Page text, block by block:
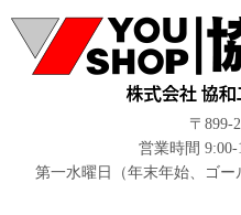
〒899-
営業時間 9:00-
第一水曜日（年末年始、ゴ